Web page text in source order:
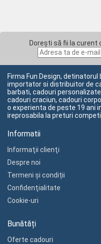
Dorești să fii la
Firma Fun Design,
importator si distribuitor de
barbati, cadouri
cadouri craciun, cadouri
o experienta de peste 19 ani
ireprosabila la preturi
Informatii
Informaţii clienţi
Despre noi
Termeni și condiții
Confidenţialitate
Cookie-uri
Bunătăți
Oferte cadouri